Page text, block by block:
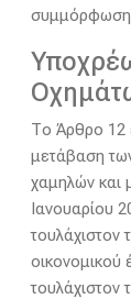
συμμόρφωση
Το Άρθρο 12
μετάβαση
χαμηλών και
Ιανουαρίου
τουλάχιστον
οικονομικού
τουλάχιστον